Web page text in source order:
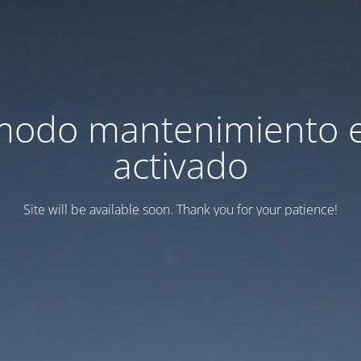
mantenimiento
activado
Site will be available soon. Thank you for your patience!